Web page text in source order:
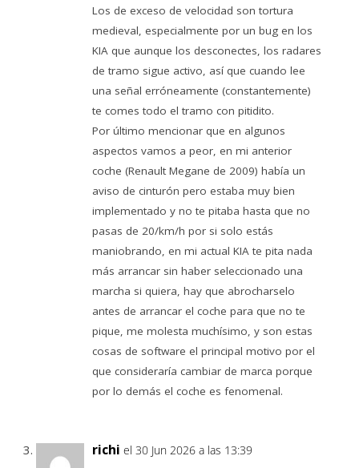
Los de exceso de velocidad son tortura
medieval, especialmente por un bug en los
KIA que aunque los desconectes, los radares
de tramo sigue activo, así que cuando lee
una señal erróneamente (constantemente)
te comes todo el tramo con pitidito.
Por último mencionar que en algunos
aspectos vamos a peor, en mi anterior
coche (Renault Megane de 2009) había un
aviso de cinturón pero estaba muy bien
implementado y no te pitaba hasta que no
pasas de 20/km/h por si solo estás
maniobrando, en mi actual KIA te pita nada
más arrancar sin haber seleccionado una
marcha si quiera, hay que abrocharselo
antes de arrancar el coche para que no te
pique, me molesta muchísimo, y son estas
cosas de software el principal motivo por el
que consideraría cambiar de marca porque
por lo demás el coche es fenomenal.
richi el 30 Jun 2026 a las 13:39